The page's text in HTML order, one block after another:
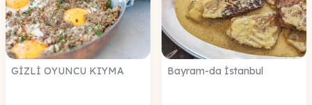
GİZLİ OYUNCU KIYMA Bayram-da İstanbul